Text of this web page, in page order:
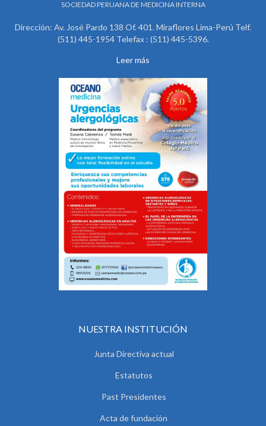
SOCIEDAD PERUANA DE MEDICINA INTERNA
Dirección: Av. José Pardo 138 Of. 401. Miraflores Lima-Perú Telf.
(511) 445-1954 Telefax : (511) 445-5396.
Leer más
NUESTRA INSTITUCIÓN
Junta Directiva actual
Estatutos
Past Presidentes
Acta de fundación